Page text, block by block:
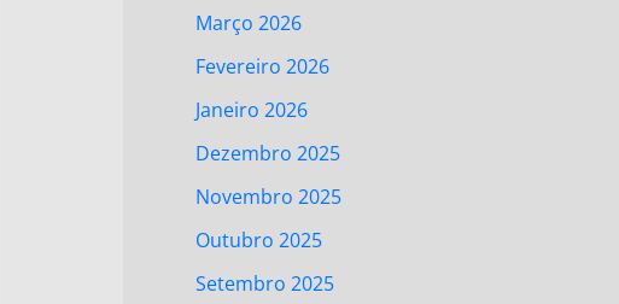
Março 2026
Fevereiro 2026
Janeiro 2026
Dezembro 2025
Novembro 2025
Outubro 2025
Setembro 2025